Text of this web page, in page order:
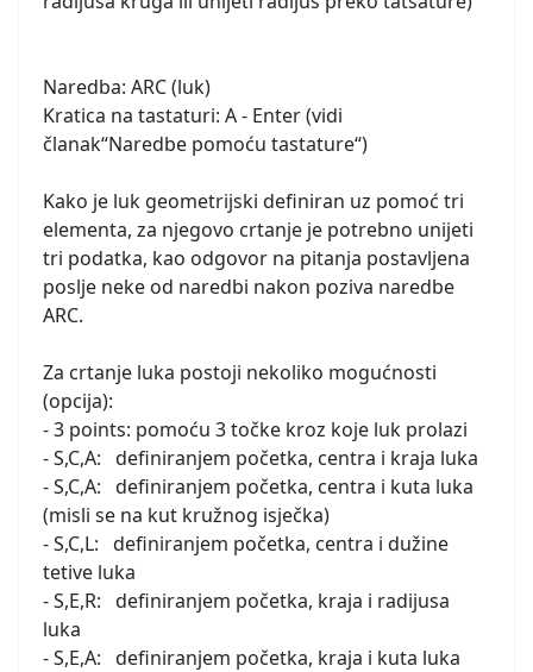
Naredba: ARC (luk)
Kratica na tastaturi: A - Enter (vidi
članak“Naredbe pomoću tastature“)
Kako je luk geometrijski definiran uz pomoć tri
elementa, za njegovo crtanje je potrebno unijeti
tri podatka, kao odgovor na pitanja postavljena
poslje neke od naredbi nakon poziva naredbe
ARC.
Za crtanje luka postoji nekoliko mogućnosti
(opcija):
- 3 points: pomoću 3 točke kroz koje luk prolazi
- S,C,A: definiranjem početka, centra i kraja luka
- S,C,A: definiranjem početka, centra i kuta luka
(misli se na kut kružnog isječka)
- S,C,L: definiranjem početka, centra i dužine
tetive luka
- S,E,R: definiranjem početka, kraja i radijusa
luka
- S,E,A: definiranjem početka, kraja i kuta luka